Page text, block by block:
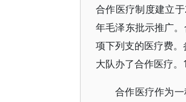
合作医疗制度建立
年毛泽东批示推广
项下列支的医疗费
大队办了合作医疗
合作医疗作为